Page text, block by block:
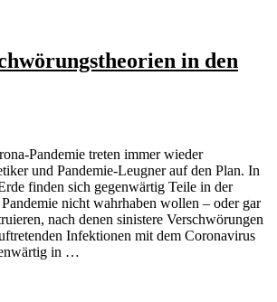
in den
Pandemie treten immer wieder
und Pandemie-Leugner auf den Plan. In
finden sich gegenwärtig Teile in der
nicht wahrhaben wollen – oder gar
nach denen sinistere Verschwörungen
Infektionen mit dem Coronavirus
in …